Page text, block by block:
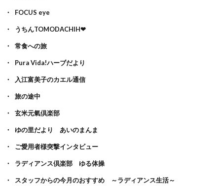
FOCUS eye
うちんTOMODACHIH❤
常食への旅
Pura Vida!ハーブだより
入江富美子のカエル通信
旅の途中
玄米元氣倶楽部
ゆの里だより あいのまんま
ご愛用者様突撃インタビュー
ラディアンス倶楽部 ゆる体操
スタッフからの今月のおすすめ ～ラディアンス生活～